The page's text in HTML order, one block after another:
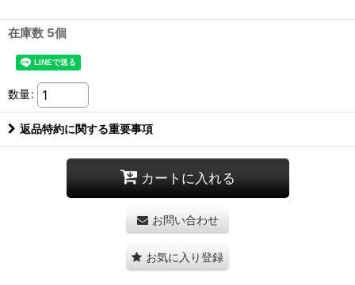
在庫数 5個
数量:
返品特約に関する重要事項
カートに入れる
お問い合わせ
お気に入り登録